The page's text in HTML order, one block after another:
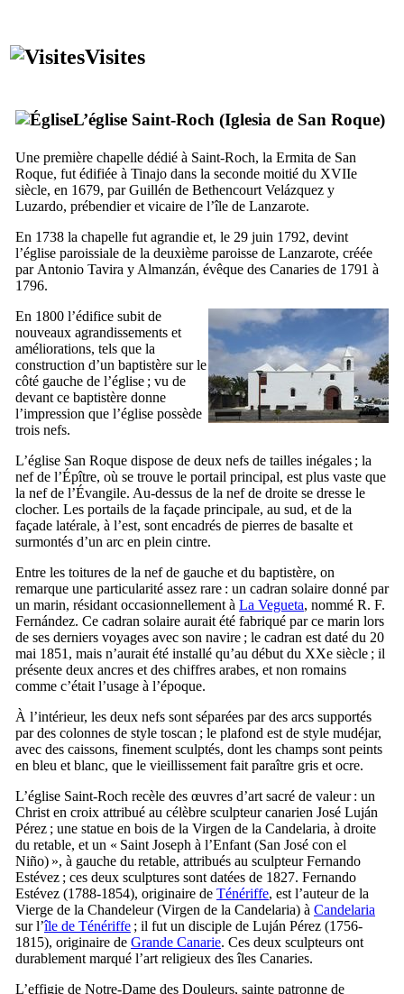
Visites
L’église Saint-Roch (Iglesia de San Roque)
Une première chapelle dédié à Saint-Roch, la Ermita de San
Roque, fut édifiée à Tinajo dans la seconde moitié du XVIIe
siècle, en 1679, parGuillén de Bethencourt Velázquez y
Luzardo, prébendier et vicaire de l’île de Lanzarote.
En 1738 la chapelle fut agrandie et, le 29 juin 1792, devint
l’église paroissiale de la deuxième paroisse de Lanzarote, créée
par Antonio Tavira y Almanzán, évêque des Canaries de 1791 à
1796.
En 1800 l’édifice subit de
nouveaux agrandissements et
améliorations, tels que la
construction d’un baptistère sur le
côté gauche de l’église ; vu de
devant ce baptistère donne
l’impression que l’église possède
trois nefs.
L’église San Roque dispose de deux nefs de tailles inégales ; la
nef de l’Épître, où se trouve le portail principal, est plus vaste que
la nef de l’Évangile. Au-dessus de la nef de droite se dresse le
clocher. Les portails de la façade principale, au sud, et de la
façade latérale, à l’est, sont encadrés de pierres de basalte et
surmontés d’un arc en plein cintre.
Entre les toitures de la nef de gauche et du baptistère, on
remarque une particularité assez rare : un cadran solaire donné par
un marin, résidant occasionnellement à La Vegueta, nommé R. F.
Fernández. Ce cadran solaire aurait été fabriqué par ce marin lors
de ses derniers voyages avec son navire ; le cadran est daté du 20
mai 1851, mais n’aurait été installé qu’au début du XXe siècle ; il
présente deux ancres et des chiffres arabes, et non romains
comme c’était l’usage à l’époque.
À l’intérieur, les deux nefs sont séparées par des arcs supportés
par des colonnes de style toscan ; le plafond est de style mudéjar,
avec des caissons, finement sculptés, dont les champs sont peints
en bleu et blanc, que le vieillissement fait paraître gris et ocre.
L’église Saint-Roch recèle des œuvres d’art sacré de valeur : un
Christ en croix attribué au célèbre sculpteur canarien José Luján
Pérez ; une statue en bois de la Virgen de la Candelaria, à droite
du retable, et un « Saint Joseph à l’Enfant (San José con el
Niño) », à gauche du retable, attribués au sculpteurFernando
Estévez ; ces deux sculptures sont datées de 1827. Fernando
Estévez (1788-1854), originaire de Ténériffe, est l’auteur de la
Vierge de la Chandeleur (Virgen de la Candelaria) à Candelaria
sur l’île de Ténériffe ; il fut un disciple de Luján Pérez (1756-
1815), originaire de Grande Canarie. Ces deux sculpteurs ont
durablement marqué l’art religieux des îles Canaries.
L’effigie de Notre-Dame des Douleurs, sainte patronne de